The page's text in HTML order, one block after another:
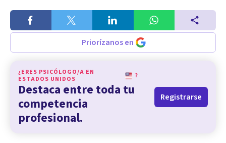
Priorízanos en
¿ERES PSICÓLOGO/A EN
ESTADOS UNIDOS
?
Destaca entre toda tu
competencia
profesional.
Registrarse